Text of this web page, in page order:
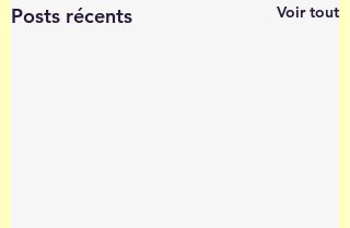
Posts récents Voir tout